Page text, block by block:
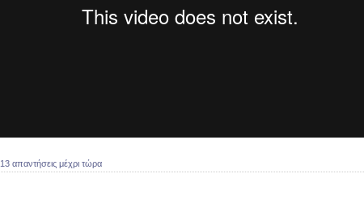
13 απαντήσεις μέχρι τώρα